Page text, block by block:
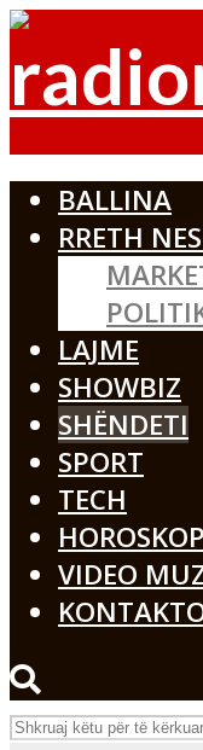
BALLINA
RRETH
LAJME
SHOWBIZ
SHËNDETI
SPORT
TECH
VIDEO